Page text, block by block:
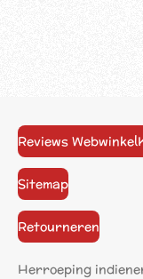
Reviews
Sitemap
Retourneren
Herroeping